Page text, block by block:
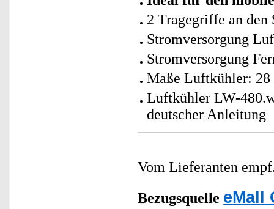
2 Tragegriffe an den
Stromversorgung
Stromversorgung
Maße Luftkühler:
Luftkühler LW-
deutscher Anleitung
Vom Lieferanten
Bezugsquelle eMall